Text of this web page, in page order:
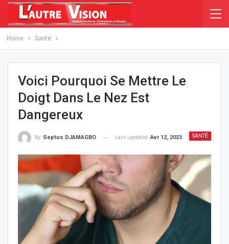
Home Santé
Voici Pourquoi Se Mettre Le
Doigt Dans Le Nez Est
Dangereux
SANTÉ
By Septus DJAMAGBO Last updated Avr 12, 2023